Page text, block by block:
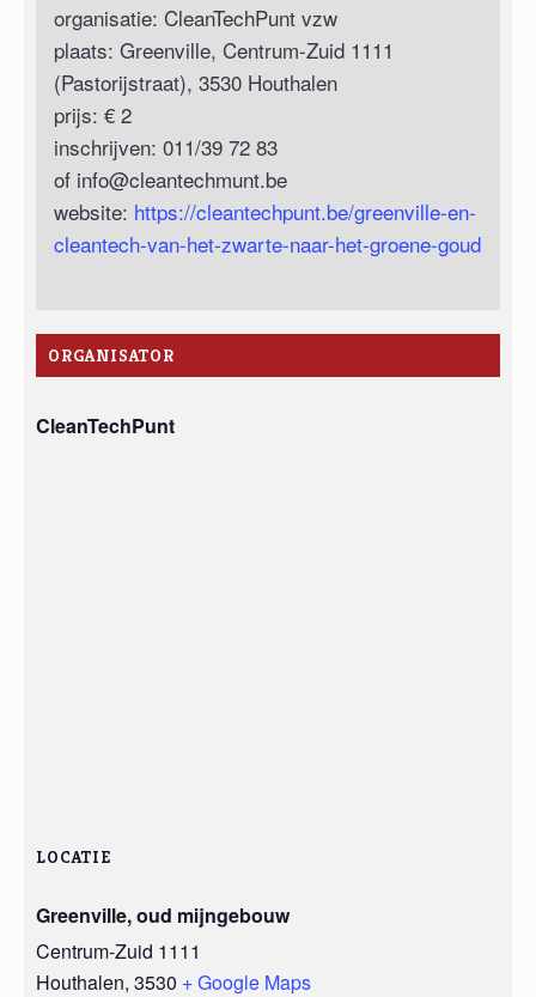
organisatie: CleanTechPunt vzw
plaats: Greenville, Centrum-Zuid 1111
(Pastorijstraat), 3530 Houthalen
prijs: € 2
inschrijven: 011/39 72 83
of info@cleantechmunt.be
website: https://cleantechpunt.be/greenville-en-
cleantech-van-het-zwarte-naar-het-groene-goud
ORGANISATOR
CleanTechPunt
LOCATIE
Greenville, oud mijngebouw
Centrum-Zuid 1111
Houthalen, 3530 + Google Maps